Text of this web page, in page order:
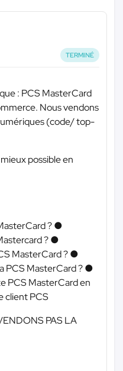
TERMINÉ
: PCS MasterCard
Nous vendons
(code/ top-
possible en
? ●
? ●
MasterCard ? ●
PCS MasterCard ? ●
PCS MasterCard en
client PCS
PAS LA